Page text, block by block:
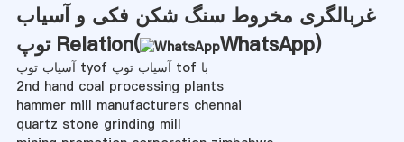
غربالگری مخروط سنگ شکن فکی و آسیاب
توپ Relation(
WhatsApp)
آسیاب توپ tyof آسیاب توپ tof با
2nd hand coal processing plants
hammer mill manufacturers chennai
quartz stone grinding mill